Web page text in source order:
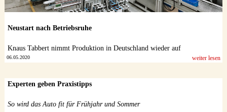
Neustart nach Betriebsruhe
Knaus Tabbert nimmt Produktion in Deutschland wieder auf
06.05.2020 weiter lesen
Experten geben Praxistipps
So wird das Auto fit für Frühjahr und Sommer